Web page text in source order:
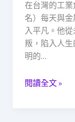
在台灣的工
名）每天與
入平凡。他
叛，陷入人生
明的…
當：
一
位
電
鍍
工
閱讀全文 »